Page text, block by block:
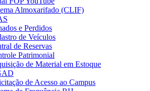
Almoxarifado (CLIF)
e Perdidos
de Veículos
de Reservas
Patrimonial
de Material em Estoque
de Acesso ao Campus